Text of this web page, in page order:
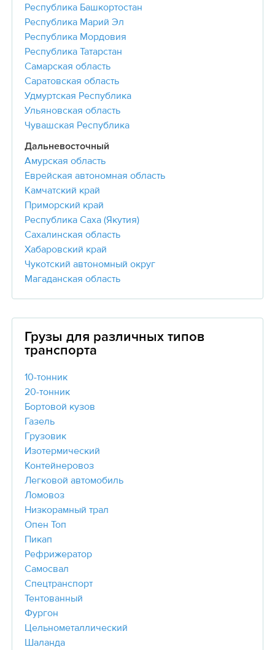
Республика Башкортостан
Республика Марий Эл
Республика Мордовия
Республика Татарстан
Самарская область
Саратовская область
Удмуртская Республика
Ульяновская область
Чувашская Республика
Дальневосточный
Амурская область
Еврейская автономная область
Камчатский край
Приморский край
Республика Саха (Якутия)
Сахалинская область
Хабаровский край
Чукотский автономный округ
Магаданская область
Грузы для различных типов
транспорта
10-тонник
20-тонник
Бортовой кузов
Газель
Грузовик
Изотермический
Контейнеровоз
Легковой автомобиль
Ломовоз
Низкорамный трал
Опен Топ
Пикап
Рефрижератор
Самосвал
Спецтранспорт
Тентованный
Фургон
Цельнометаллический
Шаланда